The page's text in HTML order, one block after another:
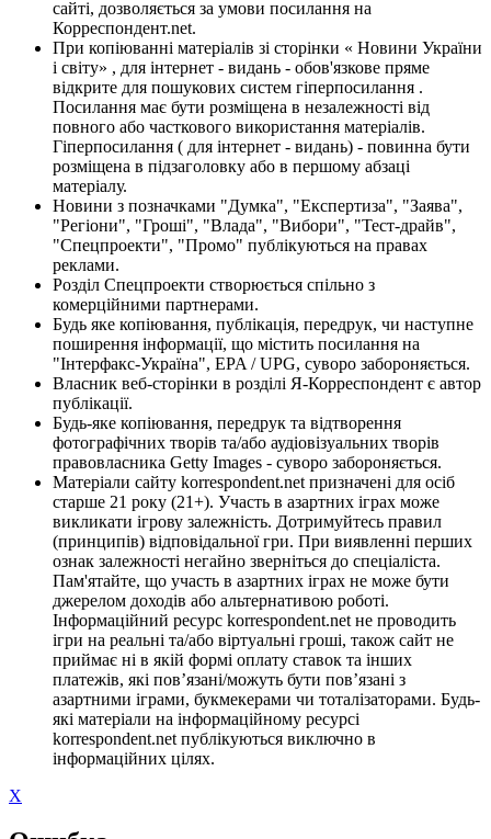
сайті, дозволяється за умови посилання на
Корреспондент.net.
При копіюванні матеріалів зі сторінки « Новини України
і світу» , для інтернет - видань - обов'язкове пряме
відкрите для пошукових систем гіперпосилання .
Посилання має бути розміщена в незалежності від
повного або часткового використання матеріалів.
Гіперпосилання ( для інтернет - видань) - повинна бути
розміщена в підзаголовку або в першому абзаці
матеріалу.
Новини з позначками "Думка", "Експертиза", "Заява",
"Регіони", "Гроші", "Влада", "Вибори", "Тест-драйв",
"Спецпроекти", "Промо" публікуються на правах
реклами.
Розділ Спецпроекти створюється спільно з
комерційними партнерами.
Будь яке копіювання, публікація, передрук, чи наступне
поширення інформації, що містить посилання на
"Інтерфакс-Україна", EPA / UPG, суворо забороняється.
Власник веб-сторінки в розділі Я-Корреспондент є автор
публікації.
Будь-яке копіювання, передрук та відтворення
фотографічних творів та/або аудіовізуальних творів
правовласника Getty Images - суворо забороняється.
Матеріали сайту korrespondent.net призначені для осіб
старше 21 року (21+). Участь в азартних іграх може
викликати ігрову залежність. Дотримуйтесь правил
(принципів) відповідальної гри. При виявленні перших
ознак залежності негайно зверніться до спеціаліста.
Пам'ятайте, що участь в азартних іграх не може бути
джерелом доходів або альтернативою роботі.
Інформаційний ресурс korrespondent.net не проводить
ігри на реальні та/або віртуальні гроші, також сайт не
приймає ні в якій формі оплату ставок та інших
платежів, які пов’язані/можуть бути пов’язані з
азартними іграми, букмекерами чи тоталізаторами. Будь-
які матеріали на інформаційному ресурсі
korrespondent.net публікуються виключно в
інформаційних цілях.
X